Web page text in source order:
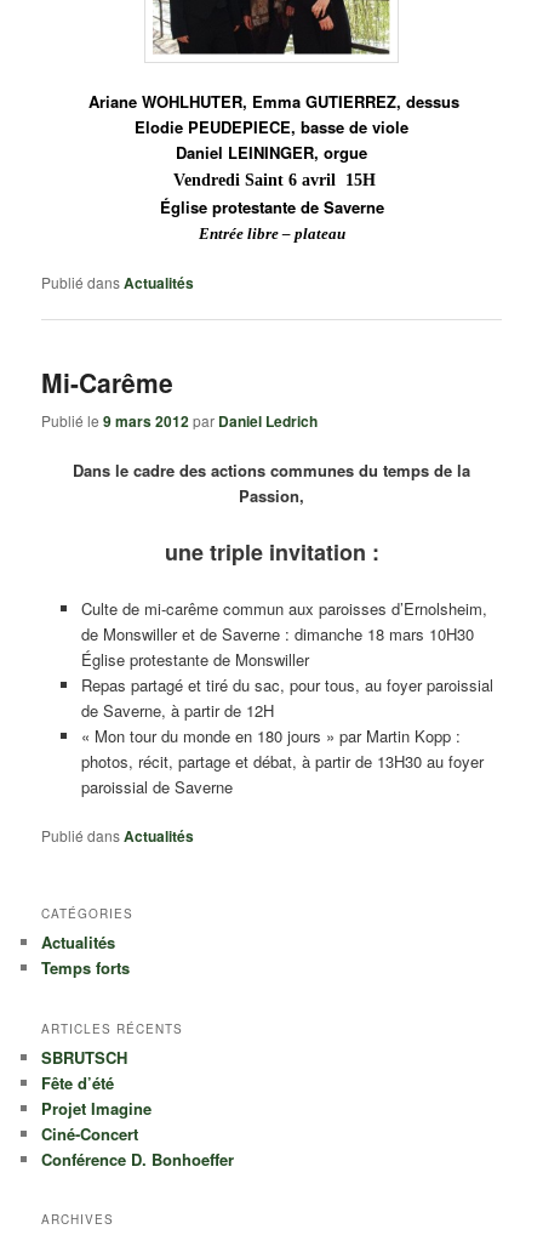
Ariane WOHLHUTER, Emma GUTIERREZ, dessus
Elodie PEUDEPIECE, basse de viole
Daniel LEININGER, orgue
Vendredi Saint 6 avril 15H
Église protestante de Saverne
Entrée libre – plateau
Publié dansActualités
Mi-Carême
Publié le9 mars 2012par Daniel Ledrich
Dans le cadre des actions communes du temps de la
Passion,
une triple invitation :
Culte de mi-carême commun aux paroisses d’Ernolsheim,
de Monswiller et de Saverne : dimanche 18 mars 10H30
Église protestante de Monswiller
Repas partagé et tiré du sac, pour tous, au foyer paroissial
de Saverne, à partir de 12H
« Mon tour du monde en 180 jours » par Martin Kopp :
photos, récit, partage et débat, à partir de 13H30 au foyer
paroissial de Saverne
Publié dansActualités
CATÉGORIES
Actualités
Temps forts
ARTICLES RÉCENTS
SBRUTSCH
Fête d’été
Projet Imagine
Ciné-Concert
Conférence D. Bonhoeffer
ARCHIVES